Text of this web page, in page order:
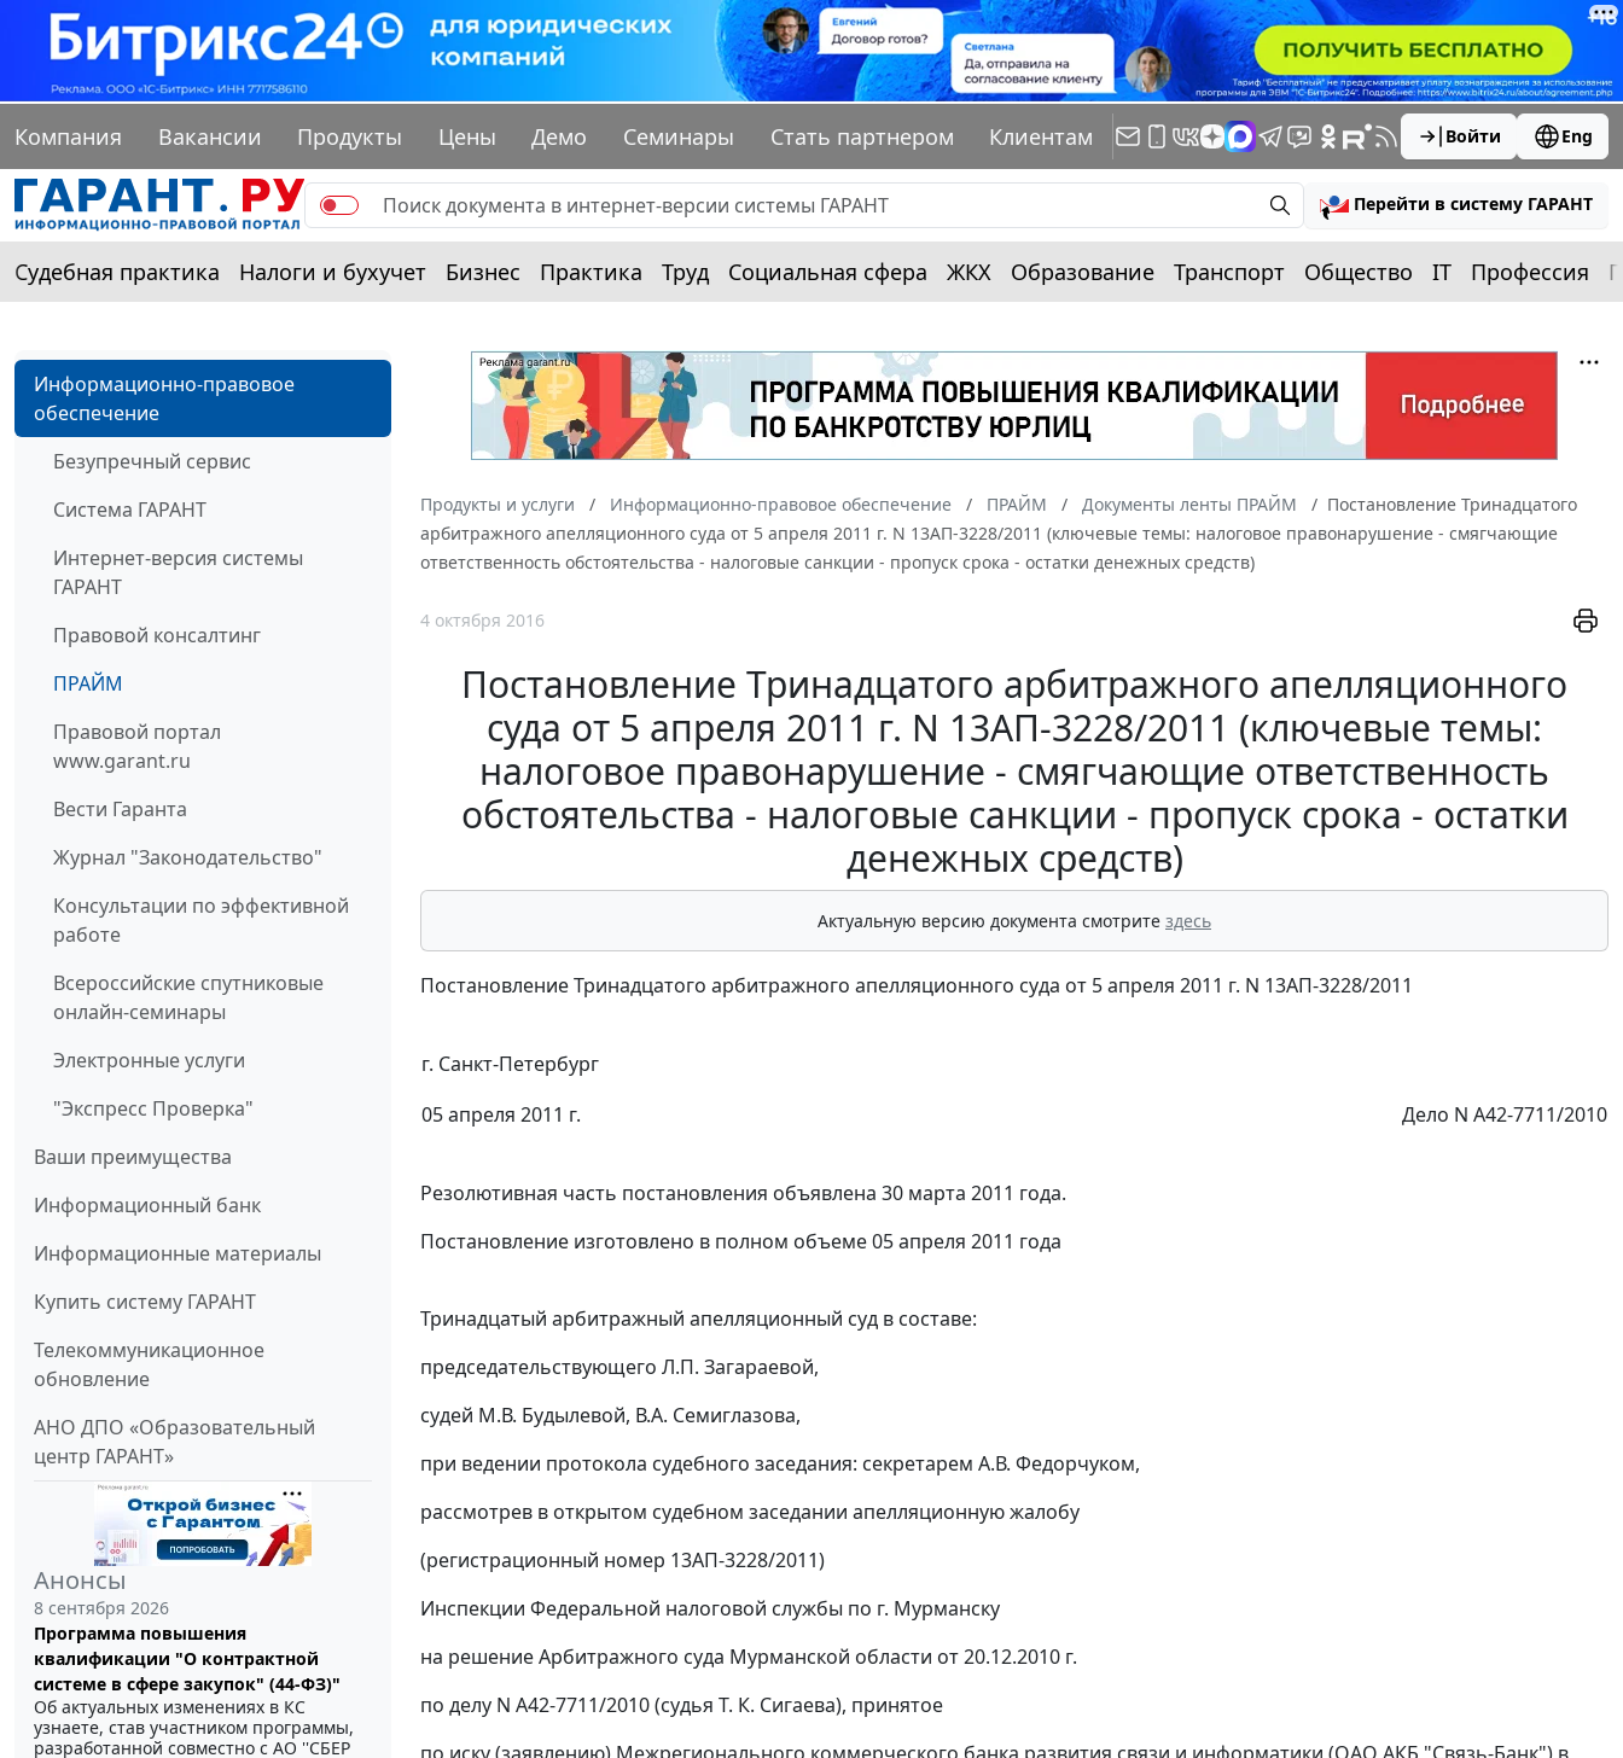
Компания Вакансии Продукты Цены Демо Семинары Стать партнером Клиентам Войти Eng
Перейти в систему ГАРАНТ
Судебная практика Налоги и бухучет Бизнес Практика Труд Социальная сфера ЖКХ Образование Транспорт Общество IT Профессия
Информационно-правовое
обеспечение
Безупречный сервис
Система ГАРАНТ
Интернет-версия системы
ГАРАНТ
Правовой консалтинг
ПРАЙМ
Правовой портал
www.garant.ru
Вести Гаранта
Журнал "Законодательство"
Консультации по эффективной
работе
Всероссийские спутниковые
онлайн-семинары
Электронные услуги
"Экспресс Проверка"
Ваши преимущества
Информационный банк
Информационные материалы
Купить систему ГАРАНТ
Телекоммуникационное
обновление
АНО ДПО «Образовательный
центр ГАРАНТ»
Анонсы
8 сентября 2026
Программа повышения
квалификации "О контрактной
системе в сфере закупок" (44-ФЗ)"
Об актуальных изменениях в КС
узнаете, став участником программы,
разработанной совместно с АО ''СБЕР
Продукты и услуги Информационно-правовое обеспечение ПРАЙМ Документы ленты ПРАЙМ
Постановление Тринадцатого
арбитражного апелляционного суда от 5 апреля 2011 г. N 13АП-3228/2011 (ключевые темы: налоговое правонарушение - смягчающие
ответственность обстоятельства - налоговые санкции - пропуск срока - остатки денежных средств)
4 октября 2016
Постановление Тринадцатого арбитражного апелляционного
суда от 5 апреля 2011 г. N 13АП-3228/2011 (ключевые темы:
налоговое правонарушение - смягчающие ответственность
обстоятельства - налоговые санкции - пропуск срока - остатки
денежных средств)
Актуальную версию документа смотрите здесь
Постановление Тринадцатого арбитражного апелляционного суда от 5 апреля 2011 г. N 13АП-3228/2011
г. Санкт-Петербург
05 апреля 2011 г.
Дело N А42-7711/2010
Резолютивная часть постановления объявлена 30 марта 2011 года.
Постановление изготовлено в полном объеме 05 апреля 2011 года
Тринадцатый арбитражный апелляционный суд в составе:
председательствующего Л.П. Загараевой,
судей М.В. Будылевой, В.А. Семиглазова,
при ведении протокола судебного заседания: секретарем А.В. Федорчуком,
рассмотрев в открытом судебном заседании апелляционную жалобу
(регистрационный номер 13АП-3228/2011)
Инспекции Федеральной налоговой службы по г. Мурманску
на решение Арбитражного суда Мурманской области от 20.12.2010 г.
по делу N А42-7711/2010 (судья Т. К. Сигаева), принятое